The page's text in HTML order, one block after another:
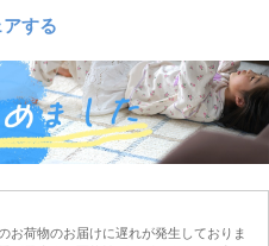
する
お荷物のお届けに遅れが発生しておりま